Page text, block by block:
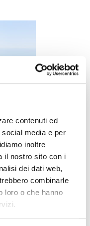
contenuti ed
media e per
inoltre
il nostro sito con i
dei dati web,
combinarle
loro o che hanno
RICETTA
e
di